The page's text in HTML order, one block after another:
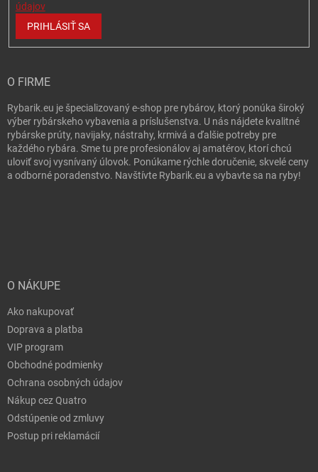
údajov
PRIHLÁSIŤ SA
O FIRME
Rybarik.eu je špecializovaný e-shop pre rybárov, ktorý ponúka široký
výber rybárskeho vybavenia a príslušenstva. U nás nájdete kvalitné
rybárske prúty, navijaky, nástrahy, krmivá a ďalšie potreby pre
každého rybára. Sme tu pre profesionálov aj amatérov, ktorí chcú
uloviť svoj vysnívaný úlovok. Ponúkame rýchle doručenie, skvelé ceny
a odborné poradenstvo. Navštívte Rybarik.eu a vybavte sa na ryby!
O NÁKUPE
Ako nakupovať
Doprava a platba
VIP program
Obchodné podmienky
Ochrana osobných údajov
Nákup cez Quatro
Odstúpenie od zmluvy
Postup pri reklamácií